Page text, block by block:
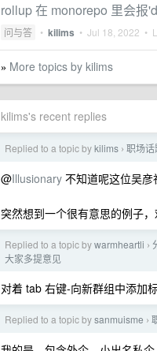
rollup 在 monorepo 里会报
问与答 • kilims • Jul 18, 2022 •
» More topics by kilims
kilims's recent replies
Replied to a topic bykilims › 职场话
@Illusionary 不知道呢这位吴
突然想到一个很有意思的例子
Replied to a topic bywarmheartli ›
大家多提意见
对着 tab 右键-向新群组中添加
Replied to a topic bysanmuisme ›